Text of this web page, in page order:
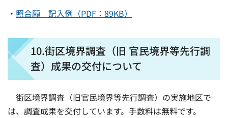
・ 照合願 記入例（PDF：89KB）
10.街区境界調査（旧 官民境界等先行調
査）成果の交付について
街区境界調査（旧官民境界等先行調査）の実施地区で
は、調査成果を交付しています。手数料は無料です。